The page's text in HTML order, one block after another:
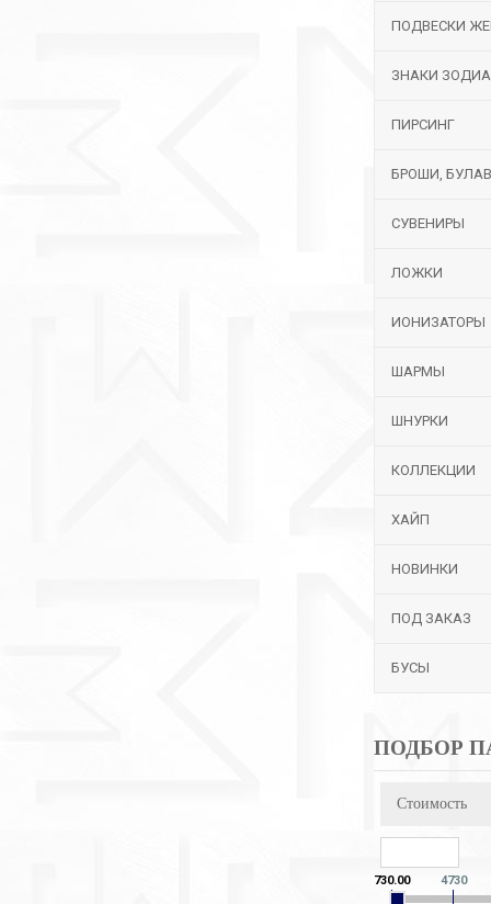
ПОДВЕСКИ
ЗНАКИ
ПИРСИНГ
БРОШИ,
СУВЕНИРЫ
ЛОЖКИ
ИОНИЗАТОРЫ
ШАРМЫ
ШНУРКИ
КОЛЛЕКЦИИ
ХАЙП
НОВИНКИ
ПОД ЗАКАЗ
БУСЫ
ПОДБОР
Стоимость
730.00 4730